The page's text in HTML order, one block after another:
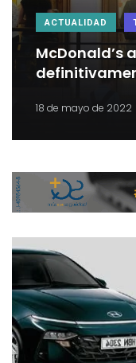
ACTUALIDAD
McDonald’s
18 de mayo de 2022